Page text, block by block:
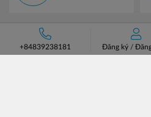
ĐĂNG KÝ
+84839238181 Đăng ký /